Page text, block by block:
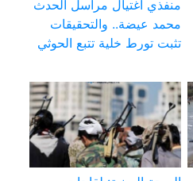
منفذي اغتيال مراسل الحدث
محمد عيضة.. والتحقيقات
تثبت تورط خلية تتبع الحوثي